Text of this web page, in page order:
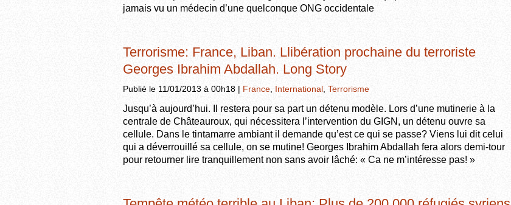
jamais vu un médecin d’une quelconque ONG occidentale
Terrorisme: France, Liban. Llibération prochaine du terroriste
Georges Ibrahim Abdallah. Long Story
Publié le 11/01/2013 à 00h18 | France International Terrorisme
Jusqu’à aujourd’hui. Il restera pour sa part un détenu modèle. Lors d’une mutinerie à la
centrale de Châteauroux, qui nécessitera l’intervention du GIGN, un détenu ouvre sa
cellule. Dans le tintamarre ambiant il demande qu’est ce qui se passe? Viens lui dit celui
qui a déverrouillé sa cellule, on se mutine! Georges Ibrahim Abdallah fera alors demi-tour
pour retourner lire tranquillement non sans avoir lâché: « Ca ne m’intéresse pas! »